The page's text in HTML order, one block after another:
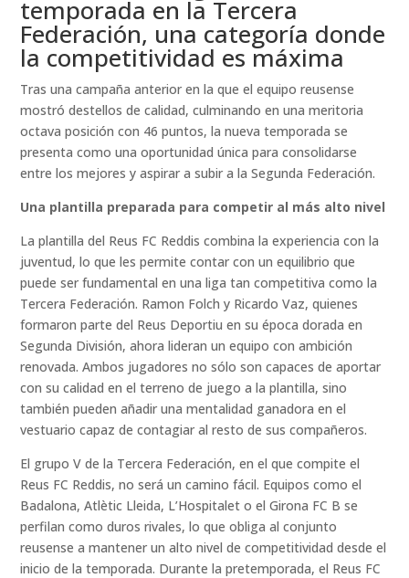
temporada en la Tercera
Federación, una categoría donde
la competitividad es máxima
Tras una campaña anterior en la que el equipo reusense
mostró destellos de calidad, culminando en una meritoria
octava posición con 46 puntos, la nueva temporada se
presenta como una oportunidad única para consolidarse
entre los mejores y aspirar a subir a la Segunda Federación.
Una plantilla preparada para competir al más alto nivel
La plantilla del Reus FC Reddis combina la experiencia con la
juventud, lo que les permite contar con un equilibrio que
puede ser fundamental en una liga tan competitiva como la
Tercera Federación. Ramon Folch y Ricardo Vaz, quienes
formaron parte del Reus Deportiu en su época dorada en
Segunda División, ahora lideran un equipo con ambición
renovada. Ambos jugadores no sólo son capaces de aportar
con su calidad en el terreno de juego a la plantilla, sino
también pueden añadir una mentalidad ganadora en el
vestuario capaz de contagiar al resto de sus compañeros.
El grupo V de la Tercera Federación, en el que compite el
Reus FC Reddis, no será un camino fácil. Equipos como el
Badalona, Atlètic Lleida, L’Hospitaleto el Girona FC B se
perfilan como duros rivales, lo que obliga al conjunto
reusense a mantener un alto nivel de competitividad desde el
inicio de la temporada. Durante la pretemporada, el Reus FC